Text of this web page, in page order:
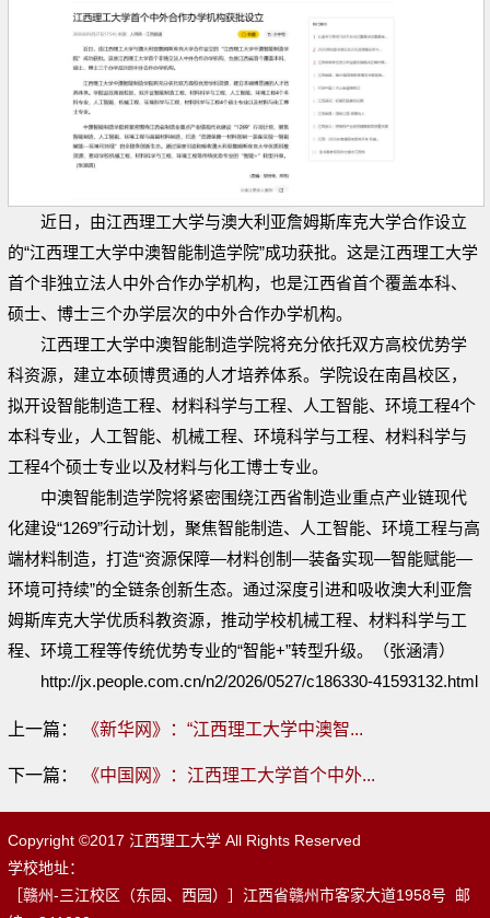
近日，由江西理工大学与澳大利亚詹姆斯库克大学合作设立
的“江西理工大学中澳智能制造学院”成功获批。这是江西理工大学
首个非独立法人中外合作办学机构，也是江西省首个覆盖本科、
硕士、博士三个办学层次的中外合作办学机构。
江西理工大学中澳智能制造学院将充分依托双方高校优势学
科资源，建立本硕博贯通的人才培养体系。学院设在南昌校区，
拟开设智能制造工程、材料科学与工程、人工智能、环境工程4个
本科专业，人工智能、机械工程、环境科学与工程、材料科学与
工程4个硕士专业以及材料与化工博士专业。
中澳智能制造学院将紧密围绕江西省制造业重点产业链现代
化建设“1269”行动计划，聚焦智能制造、人工智能、环境工程与高
端材料制造，打造“资源保障—材料创制—装备实现—智能赋能—
环境可持续”的全链条创新生态。通过深度引进和吸收澳大利亚詹
姆斯库克大学优质科教资源，推动学校机械工程、材料科学与工
程、环境工程等传统优势专业的“智能+”转型升级。（张涵清）
http://jx.people.com.cn/n2/2026/0527/c186330-41593132.html
上一篇： 《新华网》：“江西理工大学中澳智...
下一篇： 《中国网》：江西理工大学首个中外...
Copyright ©2017 江西理工大学 All Rights Reserved
学校地址：
［赣州-三江校区（东园、西园）］江西省赣州市客家大道1958号 邮